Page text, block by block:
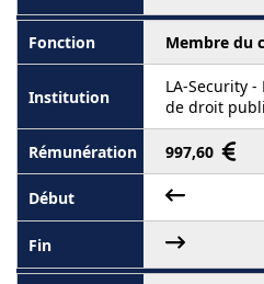
Membre du
LA-Security
de droit
997,60